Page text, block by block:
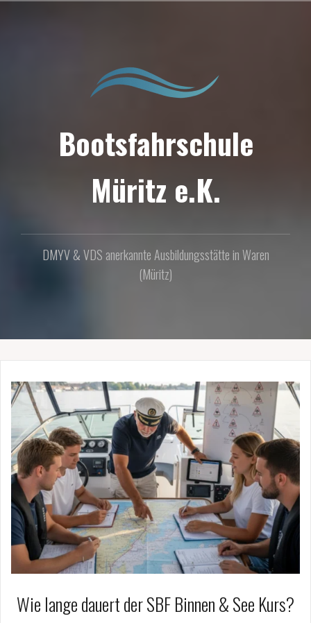
Bootsfahrschule
Müritz e.K.
DMYV & VDS anerkannte Ausbildungsstätte in Waren
(Müritz)
Wie lange dauert der SBF Binnen & See Kurs?